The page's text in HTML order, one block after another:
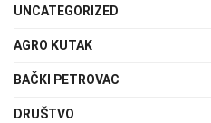
UNCATEGORIZED
AGRO KUTAK
BAČKI PETROVAC
DRUŠTVO